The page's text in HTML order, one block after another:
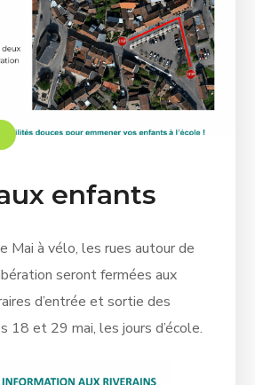
enfants
Mai à vélo, les rues autour de
seront fermées aux
d’entrée et sortie des
18 et 29 mai, les jours d’école.